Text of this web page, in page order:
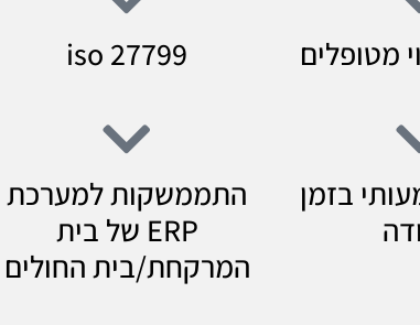
מטופלים iso 27799
בזמן
התממשקות למערכת
ERP של בית
המרקחת/בית החולים